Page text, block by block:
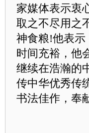
家媒体表示衷
取之不尽用之
神食粮!他表示
时间充裕，他
继续在浩瀚的
传中华优秀传
书法佳作，奉